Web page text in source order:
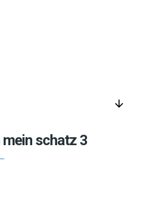
arrow_downward
mein schatz 3